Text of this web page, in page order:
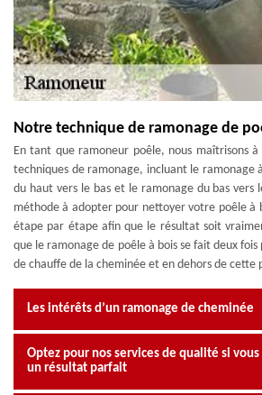
Notre technique de ramonage de
En tant que ramoneur poêle, nous maîtrisons
techniques de ramonage, incluant le ramonage
du haut vers le bas et le ramonage du bas vers
méthode à adopter pour nettoyer votre poêle à
étape par étape afin que le résultat soit
que le ramonage de poêle à bois se fait deux
de chauffe de la cheminée et en dehors de cette
Les intérêts d’un ramonage de cheminée
Optez pour nos services de qualité si
un résultat parfait